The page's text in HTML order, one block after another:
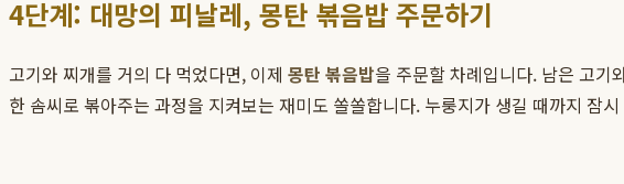
4단계: 대망의 피날레, 몽탄 볶음밥 주문하기
고기와 찌개를 거의 다 먹었다면, 이제 몽탄 볶음밥을 주문할 차례입니다. 남은 고기
한 솜씨로 볶아주는 과정을 지켜보는 재미도 쏠쏠합니다. 누룽지가 생길 때까지 잠